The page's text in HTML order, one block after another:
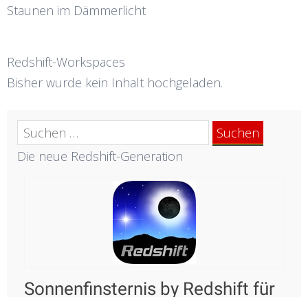
Staunen im Dämmerlicht
Redshift-Workspaces
Bisher wurde kein Inhalt hochgeladen.
Suchen
nach:
Die neue Redshift-Generation
Sonnenfinsternis by Redshift für